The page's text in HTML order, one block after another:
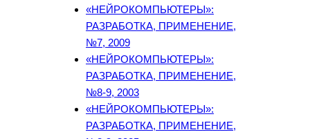
«НЕЙРОКОМПЬЮТЕРЫ»:
РАЗРАБОТКА, ПРИМЕНЕНИЕ,
№7, 2009
«НЕЙРОКОМПЬЮТЕРЫ»:
РАЗРАБОТКА, ПРИМЕНЕНИЕ,
№8-9, 2003
«НЕЙРОКОМПЬЮТЕРЫ»:
РАЗРАБОТКА, ПРИМЕНЕНИЕ,